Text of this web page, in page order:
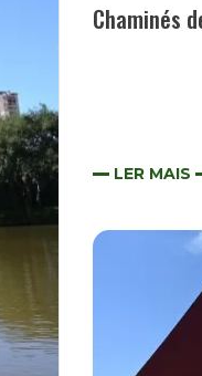
Chaminés
LER MAIS